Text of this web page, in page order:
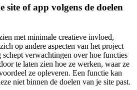
site of app volgens de doelen
met minimale creatieve invloed,
op andere aspecten van het project
verwachtingen over hoe functies
te laten zien hoe ze werken, waar ze
ze opleveren. Een functie kan
niet binnen de doelen van je site past.